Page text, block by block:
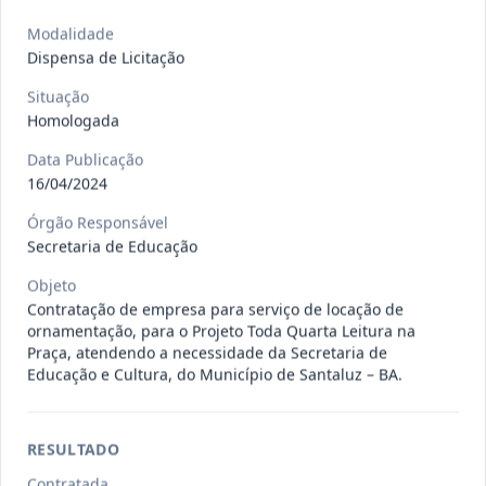
027/2026
Eletrônico
SEGURO, PARA
Data :13/07/2026
025/2026
Pregão
Eletrônico
REGISTRO DE PREÇO PARA A
CONTRATAÇÃO DE EMPRESA PARA
LOCAÇÃO...
Modalidade
Dispensa de Licitação
Situação
Homologada
Data Publicação
16/04/2024
Órgão Responsável
Secretaria de Educação
Objeto
Contratação de empresa para serviço de locação de
ornamentação, para o Projeto Toda Quarta Leitura na
Praça, atendendo a necessidade da Secretaria de
Educação e Cultura, do Município de Santaluz – BA.
RESULTADO